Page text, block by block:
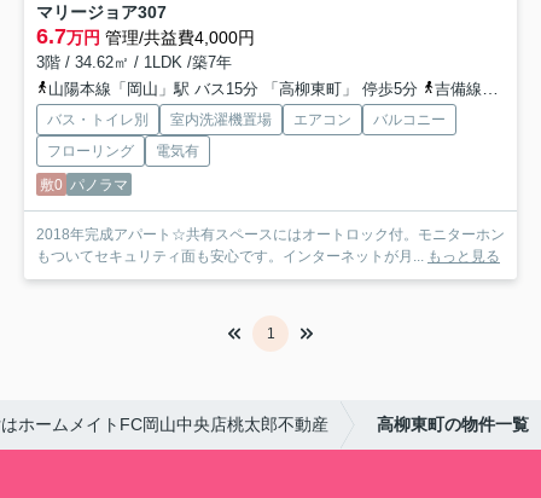
マリージョア307
6.7万円 管理/共益費4,000円
3階 / 34.62㎡ / 1LDK /築7年
山陽本線「岡山」駅 バス15分 「高柳東町」 停歩5分
吉備線「備前三門」駅 徒歩13分
バス・トイレ別 室内洗濯機置場 エアコン
バルコニー
フローリング
電気有
敷0 パノラマ
2018年完成アパート☆共有スペースにはオートロック付。モニターホン
もついてセキュリティ面も安心です。インターネットが月... もっと見る
1
ホームメイトFC岡山中央店桃太郎不動産 高柳東町の物件一覧